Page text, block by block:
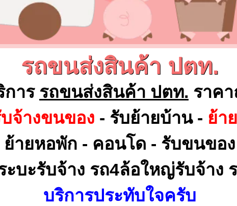
รถขนส่งสินค้า ปตท.
การ รถขนส่งสินค้า ปตท. ราค
จ้างขนของ - รับย้ายบ้าน - ย้า
ย้ายหอพัก - คอนโด - รับขนของ
ะบะรับจ้าง รถ4ล้อใหญ่รับจ้าง
บริการประทับใจครับ